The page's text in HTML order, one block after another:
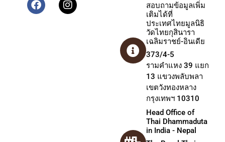
สอบถามข้อมูลเพิ่ม
เติมได้ที่
ประเทศไทยมูลนิธิ
วัดไทยกุสินารา
เฉลิมราชย์-อินเดีย
373/4-5
รามคำแหง 39 แยก
13 แขวงพลับพลา
เขตวังทองหลาง
กรุงเทพฯ 10310
Head Office of
Thai Dhammaduta
in India - Nepal